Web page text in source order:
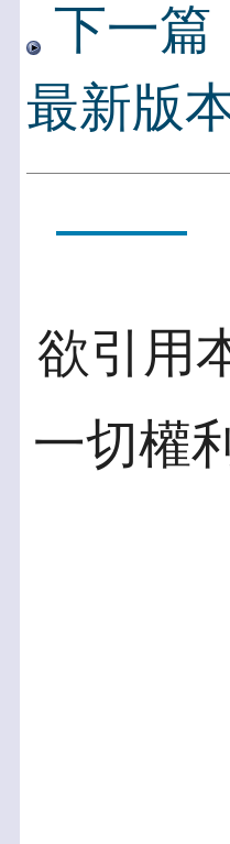
下一篇
最新版
欲引用
一切權